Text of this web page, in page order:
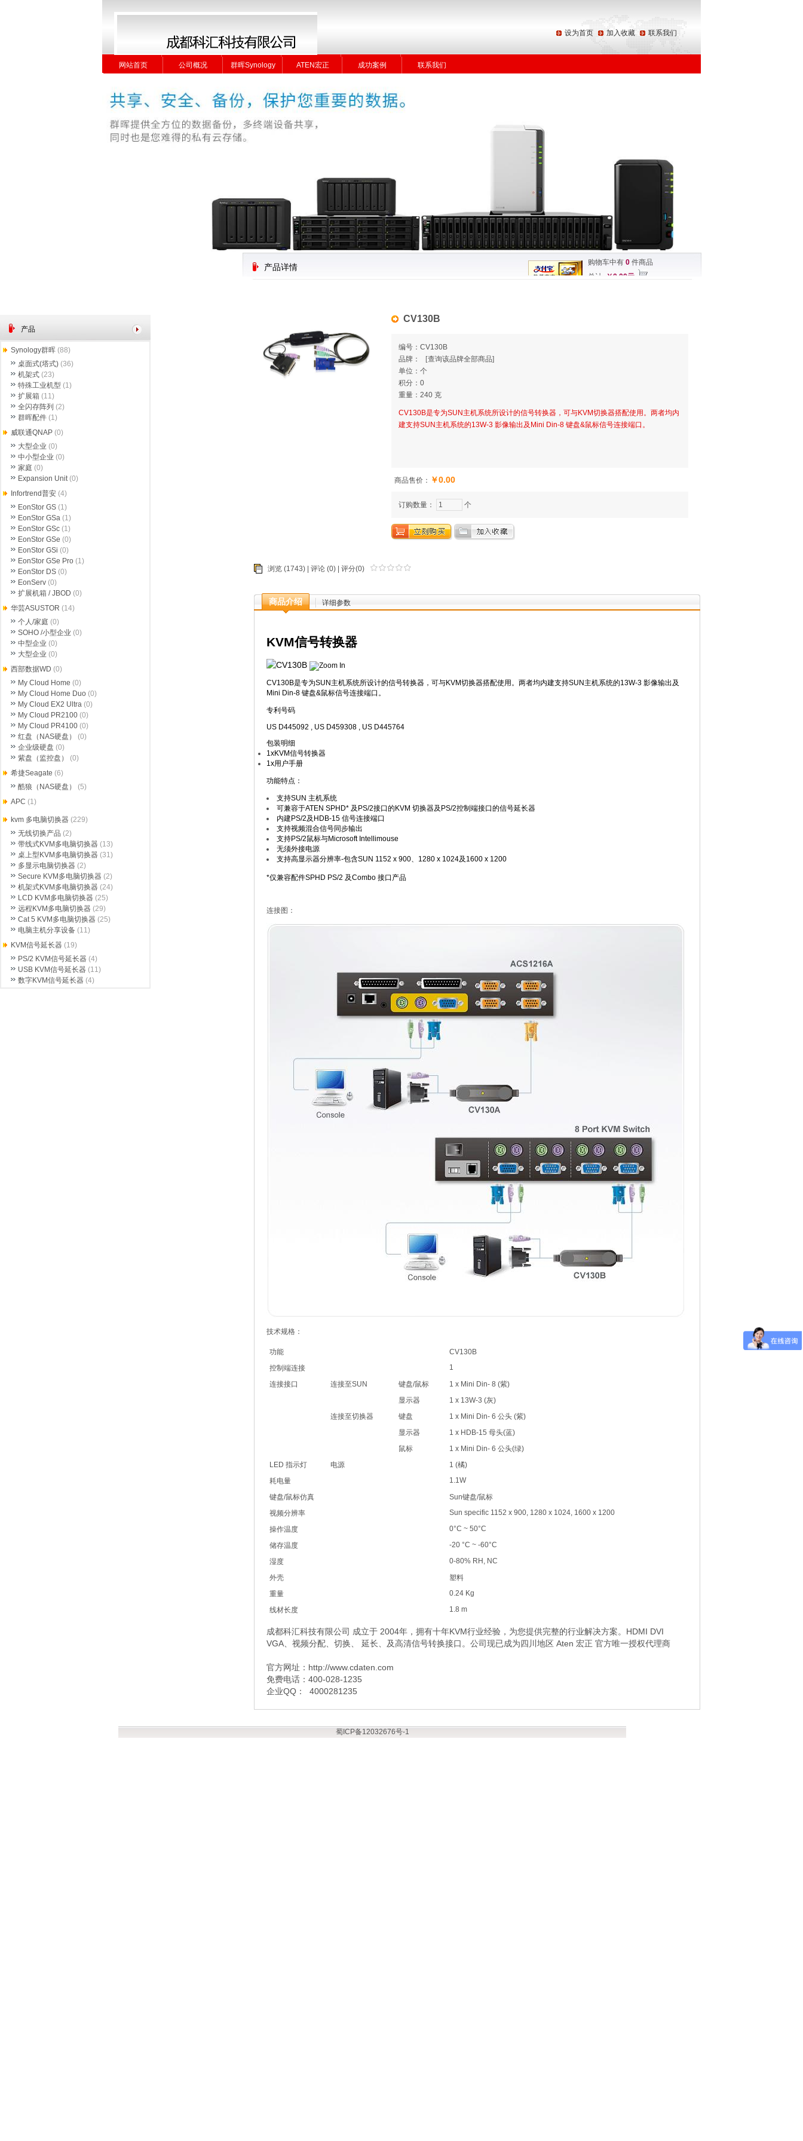
设为首页 加入收藏 联系我们
网站首页 公司概况 群晖Synology ATEN宏正 成功案例 联系我们
网站首页 公司概况 群晖Synology ATEN宏正 成功案例 联系我们
产品详情
购物车中有 0 件商品
总计
￥0.00元
CV130B
编号：CV130B
品牌：
[查询该品牌全部商品]
单位：个
积分：0
重量：240 克
CV130B是专为SUN主机系统所设计的信号转换器，可与KVM切换器搭配使用。两者均内
建支持SUN主机系统的13W-3 影像输出及Mini Din-8 键盘&鼠标信号连接端口。
商品售价： ￥0.00
订购数量： 个
浏览 (1743) | 评论 (0) | 评分(0)
商品介绍 详细参数
KVM信号转换器
CV130B是专为SUN主机系统所设计的信号转换器，可与KVM切换器搭配使用。两者均内建支持SUN主机系统的13W-3 影像输出及
Mini Din-8 键盘&鼠标信号连接端口。
专利号码
US D445092 , US D459308 , US D445764
包装明细
1xKVM信号转换器
1x用户手册
功能特点：
支持SUN 主机系统
可兼容于ATEN SPHD* 及PS/2接口的KVM 切换器及PS/2控制端接口的信号延长器
内建PS/2及HDB-15 信号连接端口
支持视频混合信号同步输出
支持PS/2鼠标与Microsoft Intellimouse
无须外接电源
支持高显示器分辨率-包含SUN 1152 x 900、1280 x 1024及1600 x 1200
*仅兼容配件SPHD PS/2 及Combo 接口产品
连接图：
技术规格：
功能
CV130B
控制端连接
1
连接接口
连接至SUN 键盘/鼠标
1 x Mini Din- 8 (紫)
显示器
1 x 13W-3 (灰)
连接至切换器
键盘
1 x Mini Din- 6 公头 (紫)
显示器
1 x HDB-15 母头(蓝)
鼠标
1 x Mini Din- 6 公头(绿)
LED 指示灯
电源
1 (橘)
耗电量
1.1W
键盘/鼠标仿真
Sun键盘/鼠标
视频分辨率
Sun specific 1152 x 900, 1280 x 1024, 1600 x 1200
操作温度
0°C ~ 50°C
储存温度
-20 °C ~ -60°C
湿度
0-80% RH, NC
外壳
塑料
重量
0.24 Kg
线材长度
1.8 m
成都科汇科技有限公司 成立于 2004年，拥有十年KVM行业经验，为您提供完整的行业解决方案。HDMI DVI
VGA、视频分配、切换、 延长、及高清信号转换接口。公司现已成为四川地区 Aten 宏正 官方唯一授权代理商
官方网址：http://www.cdaten.com
免费电话：400-028-1235
企业QQ： 4000281235
蜀ICP备12032676号-1
产品
Synology群晖 (88)
桌面式(塔式) (36)
机架式 (23)
特殊工业机型 (1)
扩展箱 (11)
全闪存阵列 (2)
群晖配件 (1)
威联通QNAP (0)
大型企业 (0)
中小型企业 (0)
家庭 (0)
Expansion Unit(0)
Infortrend普安 (4)
EonStor GS (1)
EonStor GSa (1)
EonStor GSc (1)
EonStor GSe (0)
EonStor GSi (0)
EonStor GSe Pro (1)
EonStor DS (0)
EonServ (0)
扩展机箱 / JBOD (0)
华芸ASUSTOR (14)
个人/家庭 (0)
SOHO /小型企业 (0)
中型企业 (0)
大型企业 (0)
西部数据WD (0)
My Cloud Home (0)
My Cloud Home Duo (0)
My Cloud EX2 Ultra (0)
My Cloud PR2100 (0)
My Cloud PR4100 (0)
红盘（NAS硬盘）
(0)
企业级硬盘 (0)
紫盘（监控盘）
(0)
希捷Seagate (6)
酷狼（NAS硬盘）
(5)
APC (1)
kvm 多电脑切换器 (229)
无线切换产品 (2)
带线式KVM多电脑切换器 (13)
桌上型KVM多电脑切换器 (31)
多显示电脑切换器 (2)
Secure KVM多电脑切换器 (2)
机架式KVM多电脑切换器 (24)
LCD KVM多电脑切换器 (25)
远程KVM多电脑切换器 (29)
Cat 5 KVM多电脑切换器 (25)
电脑主机分享设备 (11)
KVM信号延长器 (19)
PS/2 KVM信号延长器 (4)
USB KVM信号延长器 (11)
数字KVM信号延长器 (4)